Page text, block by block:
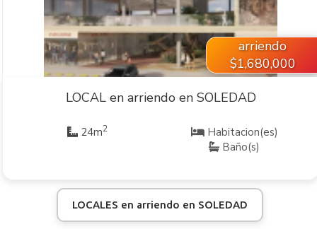
arriendo
$1,680,000
LOCAL en arriendo en SOLEDAD
24m2
Habitacion(es)
Baño(s)
LOCALES en arriendo en SOLEDAD